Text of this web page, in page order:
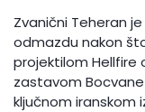
Zvanični Teheran
odmazdu nakon
projektilom
zastavom
ključnom iranskom